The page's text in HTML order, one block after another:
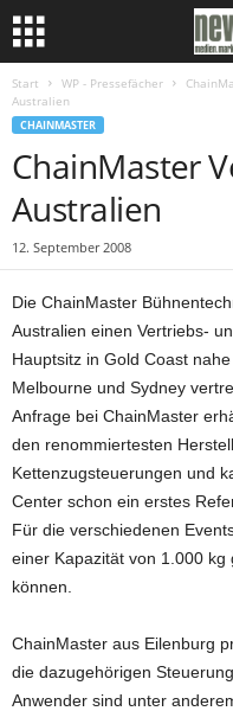
Start WP - Pressefächer
Australien
CHAINMASTER
ChainMaster
Australien
12. September 2008
Die ChainMaster
Australien einen Vertriebs-
Hauptsitz in Gold Coast
Melbourne und Sydney
Anfrage bei ChainMaster
den renommiertesten
Kettenzugsteuerungen und
Center schon ein erstes
Für die verschiedenen
einer Kapazität von 1.000
können.
ChainMaster aus Eilenburg
die dazugehörigen
Anwender sind unter